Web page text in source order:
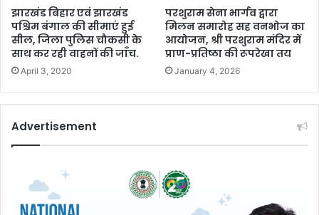
झारखंड बिहार एवं झारखंड
पश्चिम बंगाल की सीमाएं हुई
सील, जिला पुलिस चौकसी के
साथ कर रही वाहनों की जाँच.
April 3, 2020
परशुराम सेना भार्गव द्वारा
मिलन समारोह सह वनभोज का
आयोजन, श्री परशुराम मंदिर में
प्राण-प्रतिष्ठा की रूपरेखा तय
January 4, 2026
Advertisement